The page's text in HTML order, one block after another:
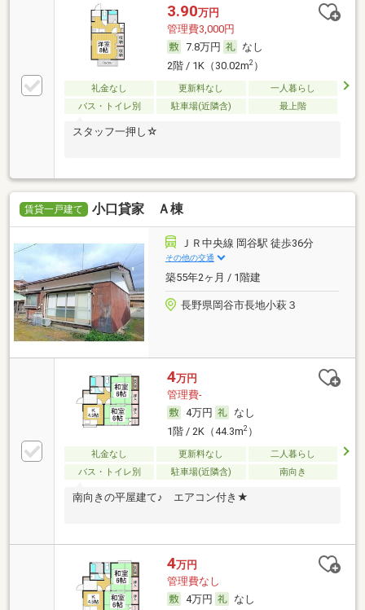
3.90万円
管理費3,000円
7.8万円
なし
2階 / 1K（30.02m2）
礼金なし 更新料なし
一人暮らし
バス・トイレ別
駐車場(近隣含) 最上階
スタッフ一押し☆
賃貸一戸建て 小口貸家 Ａ棟
ＪＲ中央線 岡谷駅 徒歩36分
その他の交通
築55年2ヶ月 / 1階建
長野県岡谷市長地小萩３
4万円
管理費-
4万円
なし
1階 / 2K（44.3m2）
礼金なし 更新料なし
二人暮らし
バス・トイレ別
駐車場(近隣含) 南向き
南向きの平屋建て♪ エアコン付き★
4万円
管理費なし
4万円
なし